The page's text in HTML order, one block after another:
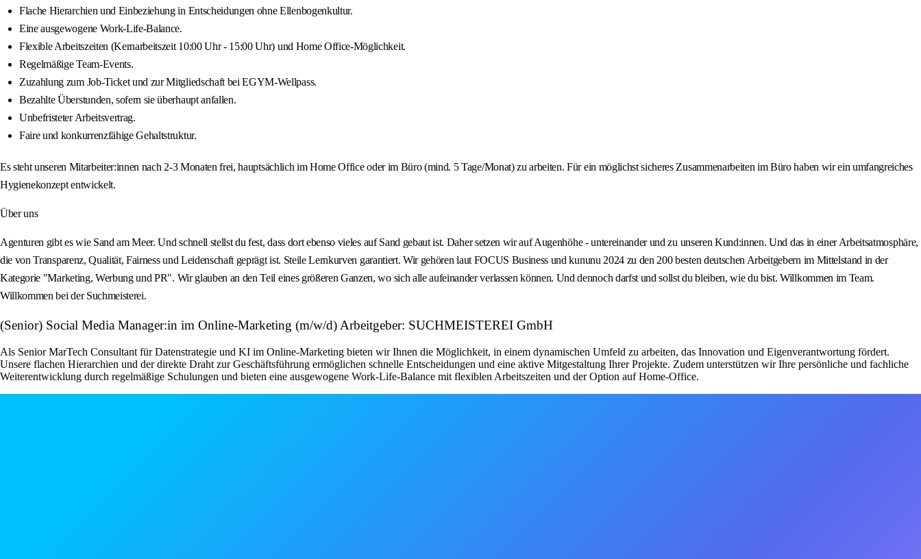
Flache Hierarchien und Einbeziehung in Entscheidungen ohne Ellenbogenkultur.
Eine ausgewogene Work-Life-Balance.
Flexible Arbeitszeiten (Kernarbeitszeit 10:00 Uhr - 15:00 Uhr) und Home Office-Möglichkeit.
Regelmäßige Team-Events.
Zuzahlung zum Job-Ticket und zur Mitgliedschaft bei EGYM-Wellpass.
Bezahlte Überstunden, sofern sie überhaupt anfallen.
Unbefristeter Arbeitsvertrag.
Faire und konkurrenzfähige Gehaltstruktur.
Es steht unseren Mitarbeiter:innen nach 2-3 Monaten frei, hauptsächlich im Home Office oder im Büro (mind. 5 Tage/Monat) zu arbeiten. Für ein möglichst sicheres Zusammenarbeiten im Büro haben wir ein umfangreiches
Hygienekonzept entwickelt.
Über uns
Agenturen gibt es wie Sand am Meer. Und schnell stellst du fest, dass dort ebenso vieles auf Sand gebaut ist. Daher setzen wir auf Augenhöhe - untereinander und zu unseren Kund:innen. Und das in einer Arbeitsatmosphäre,
die von Transparenz, Qualität, Fairness und Leidenschaft geprägt ist. Steile Lernkurven garantiert. Wir gehören laut FOCUS Business und kununu 2024 zu den 200 besten deutschen Arbeitgebern im Mittelstand in der
Kategorie "Marketing, Werbung und PR". Wir glauben an den Teil eines größeren Ganzen, wo sich alle aufeinander verlassen können. Und dennoch darfst und sollst du bleiben, wie du bist. Willkommen im Team.
Willkommen bei der Suchmeisterei.
(Senior) Social Media Manager:in im Online-Marketing (m/w/d) Arbeitgeber: SUCHMEISTEREI GmbH
Als Senior MarTech Consultant für Datenstrategie und KI im Online-Marketing bieten wir Ihnen die Möglichkeit, in einem dynamischen Umfeld zu arbeiten, das Innovation und Eigenverantwortung fördert.
Unsere flachen Hierarchien und der direkte Draht zur Geschäftsführung ermöglichen schnelle Entscheidungen und eine aktive Mitgestaltung Ihrer Projekte. Zudem unterstützen wir Ihre persönliche und fachliche
Weiterentwicklung durch regelmäßige Schulungen und bieten eine ausgewogene Work-Life-Balance mit flexiblen Arbeitszeiten und der Option auf Home-Office.